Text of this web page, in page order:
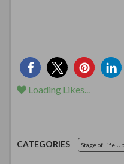
Loading Likes...
CATEGORIES Stage of Life